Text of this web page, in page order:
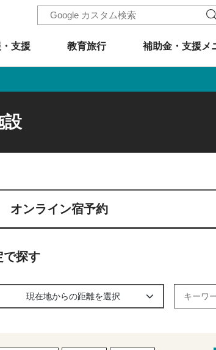
支援 教育旅行 補助金・支援メ
設
オンライン宿予約
で探す
現在地からの距離を選択